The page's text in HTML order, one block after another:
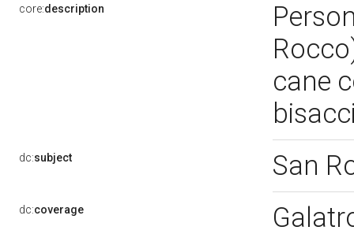
core:description
cane
dc:subject San
dc:coverage